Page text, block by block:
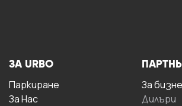
ЗА URBO
Паркиране
За Hас
За
Дилъри